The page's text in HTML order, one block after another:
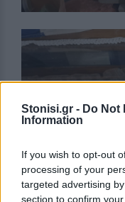
Stonisi.gr - Do Not
Information
If you wish to opt-out
processing of your
targeted advertising
section to confirm